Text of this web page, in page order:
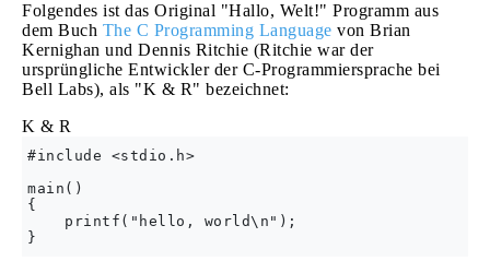
Folgendes ist das Original "Hallo, Welt!" Programm aus
dem Buch The C Programming Language von Brian
Kernighan und Dennis Ritchie (Ritchie war der
ursprüngliche Entwickler der C-Programmiersprache bei
Bell Labs), als "K & R" bezeichnet:
K & R
#include <stdio.h>
main()
{
    printf("hello, world\n");